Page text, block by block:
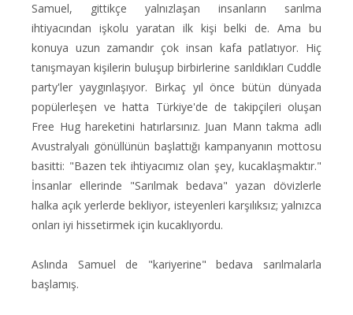
Samuel, gittikçe yalnızlaşan insanların sarılma
ihtiyacından işkolu yaratan ilk kişi belki de. Ama bu
konuya uzun zamandır çok insan kafa patlatıyor. Hiç
tanışmayan kişilerin buluşup birbirlerine sarıldıkları Cuddle
party'ler yaygınlaşıyor. Birkaç yıl önce bütün dünyada
popülerleşen ve hatta Türkiye'de de takipçileri oluşan
Free Hug hareketini hatırlarsınız. Juan Mann takma adlı
Avustralyalı gönüllünün başlattığı kampanyanın mottosu
basitti: "Bazen tek ihtiyacımız olan şey, kucaklaşmaktır."
İnsanlar ellerinde "Sarılmak bedava" yazan dövizlerle
halka açık yerlerde bekliyor, isteyenleri karşılıksız; yalnızca
onları iyi hissetirmek için kucaklıyordu.
Aslında Samuel de "kariyerine" bedava sarılmalarla
başlamış.